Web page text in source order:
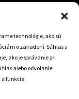
technológie, ako sú
o zariadení. Súhlas s
ako je správanie pri
alebo odvolanie
funkcie.